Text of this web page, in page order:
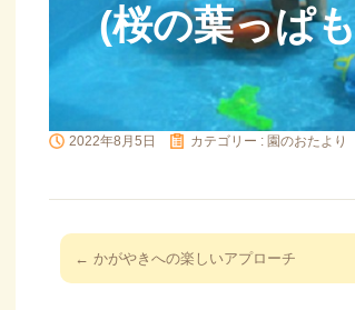
(桜の葉っぱ
2022年8月5日 カテゴリー : 園のおたより
投
稿
← かがやきへの楽しいアプローチ